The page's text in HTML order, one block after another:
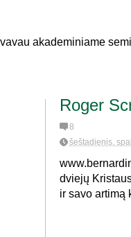
akademiniame
Roger
8
šeštadienis,
dviejų
ir savo artimą